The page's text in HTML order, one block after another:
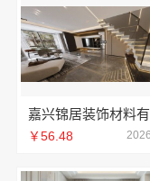
￥56.48